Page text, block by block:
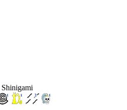
Shinigami